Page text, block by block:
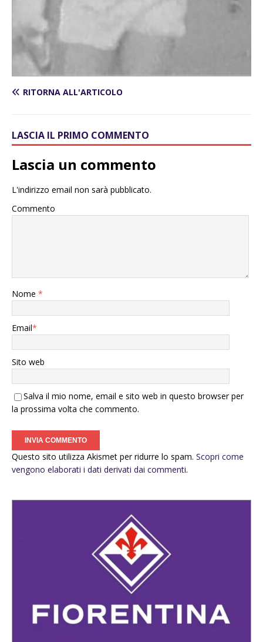
RITORNA ALL'ARTICOLO
LASCIA IL PRIMO COMMENTO
Lascia un commento
L'indirizzo email non sarà pubblicato.
Commento
Nome *
Email*
Sito web
Salva il mio nome, email e sito web in questo browser per
la prossima volta che commento.
Questo sito utilizza Akismet per ridurre lo spam. Scopri come
vengono elaborati i dati derivati dai commenti.